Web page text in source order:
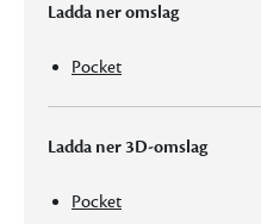
Ladda ner omslag
Pocket
Ladda ner 3D-omslag
Pocket